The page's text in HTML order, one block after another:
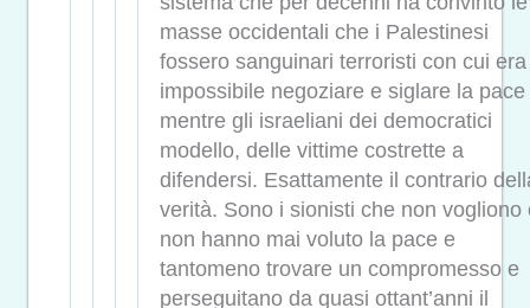
masse occidentali che i Palestinesi
fossero sanguinari terroristi con cui era
impossibile negoziare e siglare la pace
mentre gli israeliani dei democratici
modello, delle vittime costrette a
difendersi. Esattamente il contrario
verità. Sono i sionisti che non vogliono
non hanno mai voluto la pace e
tantomeno trovare un compromesso e
perseguitano da quasi ottant’anni il